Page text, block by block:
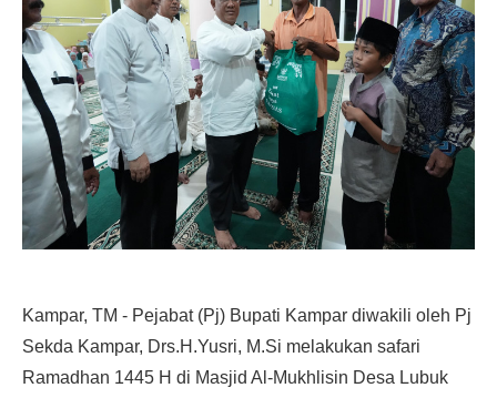
Kampar, TM - Pejabat (Pj) Bupati Kampar diwakili oleh Pj
Sekda Kampar, Drs.H.Yusri, M.Si melakukan safari
Ramadhan 1445 H di Masjid Al-Mukhlisin Desa Lubuk